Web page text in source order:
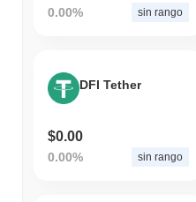
0.00% sin rango
DFI Tether
$0.00
0.00% sin rango